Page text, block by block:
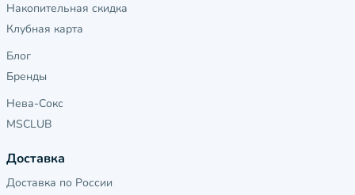
Накопительная скидка
Клубная карта
Блог
Бренды
Нева-Сокс
MSCLUB
Доставка
Доставка по России